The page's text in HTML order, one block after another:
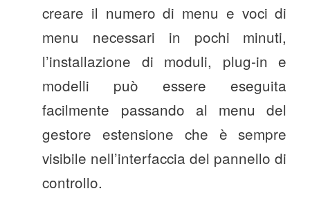
creare il numero di menu e voci di
menu necessari in pochi minuti,
l’installazione di moduli, plug-in e
modelli può essere eseguita
facilmente passando al menu del
gestore estensione che è sempre
visibile nell’interfaccia del pannello di
controllo.